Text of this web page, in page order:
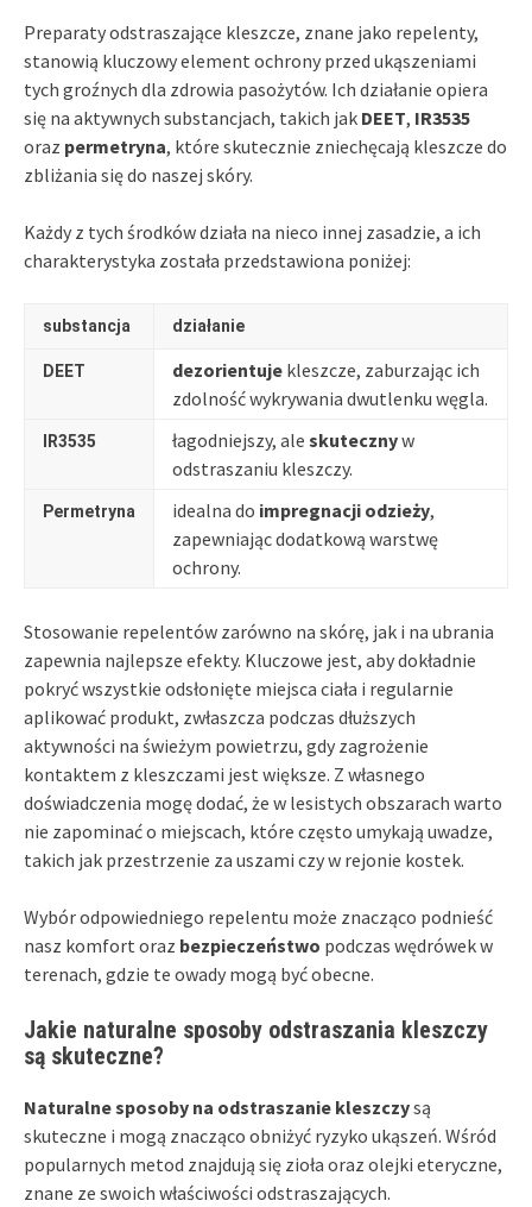
Preparaty odstraszające kleszcze, znane jako repelenty,
stanowią kluczowy element ochrony przed ukąszeniami
tych groźnych dla zdrowia pasożytów. Ich działanie opiera
się na aktywnych substancjach, takich jak DEET, IR3535
oraz permetryna, które skutecznie zniechęcają kleszcze do
zbliżania się do naszej skóry.
Każdy z tych środków działa na nieco innej zasadzie, a ich
charakterystyka została przedstawiona poniżej:
substancja działanie
DEET dezorientuje kleszcze, zaburzając ich
zdolność wykrywania dwutlenku węgla.
IR3535 łagodniejszy, ale skutecznyw
odstraszaniu kleszczy.
Permetryna idealna do impregnacji odzieży,
zapewniając dodatkową warstwę
ochrony.
Stosowanie repelentów zarówno na skórę, jak i na ubrania
zapewnia najlepsze efekty. Kluczowe jest, aby dokładnie
pokryć wszystkie odsłonięte miejsca ciała i regularnie
aplikować produkt, zwłaszcza podczas dłuższych
aktywności na świeżym powietrzu, gdy zagrożenie
kontaktem z kleszczami jest większe. Z własnego
doświadczenia mogę dodać, że w lesistych obszarach warto
nie zapominać o miejscach, które często umykają uwadze,
takich jak przestrzenie za uszami czy w rejonie kostek.
Wybór odpowiedniego repelentu może znacząco podnieść
nasz komfort oraz bezpieczeństwo podczas wędrówek w
terenach, gdzie te owady mogą być obecne.
Jakie naturalne sposoby odstraszania kleszczy
są skuteczne?
Naturalne sposoby na odstraszanie kleszczysą
skuteczne i mogą znacząco obniżyć ryzyko ukąszeń. Wśród
popularnych metod znajdują się zioła oraz olejki eteryczne,
znane ze swoich właściwości odstraszających.